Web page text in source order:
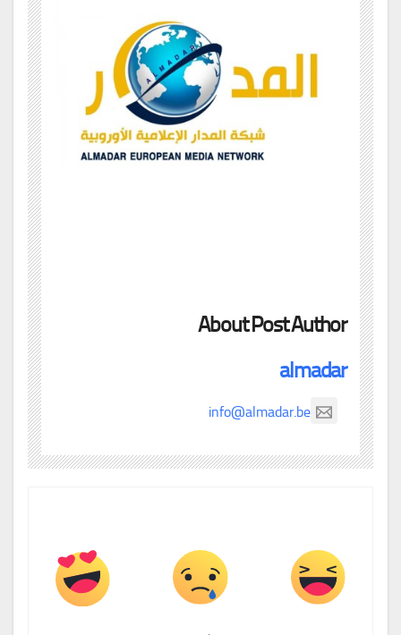
About Post Author
almadar
info@almadar.be